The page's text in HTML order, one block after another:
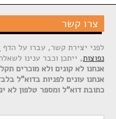
צרו קשר
לפני יצירת קשר, עברו על הדף
נפוצות, ייתכן וכבר ענינו
אנחנו לא קונים ולא מוכרים
אנחנו עונים לפניות בדוא"ל
כתובת דוא"ל ומספר טלפון לא